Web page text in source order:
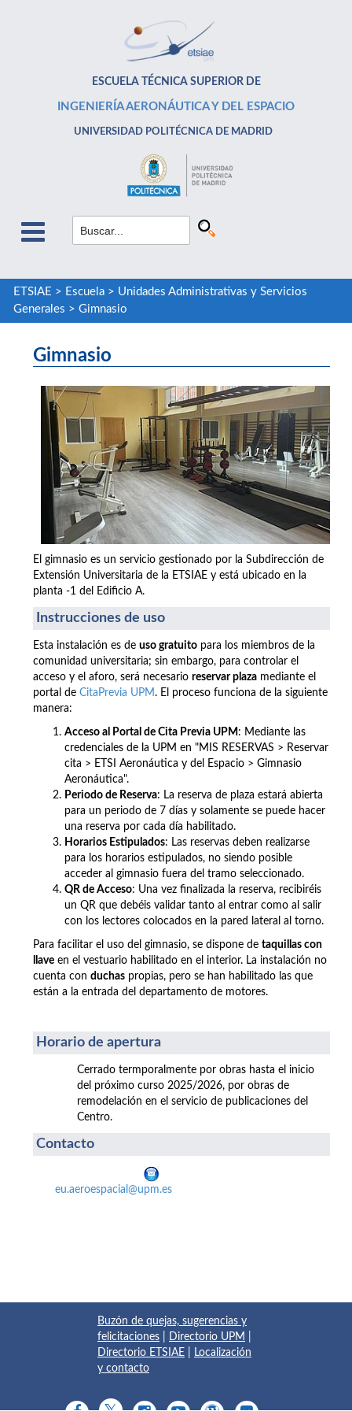
ESCUELA TÉCNICA SUPERIOR DE
INGENIERÍA AERONÁUTICA Y DEL ESPACIO
UNIVERSIDAD POLITÉCNICA DE MADRID
ETSIAE > Escuela> Unidades Administrativas y Servicios
Generales > Gimnasio
Gimnasio
El gimnasio es un servicio gestionado por la Subdirección de
Extensión Universitaria de la ETSIAE y está ubicado en la
planta -1 del Edificio A.
Instrucciones de uso
Esta instalación es de uso gratuito para los miembros de la
comunidad universitaria; sin embargo, para controlar el
acceso y el aforo, será necesario reservar plaza mediante el
portal de CitaPrevia UPM. El proceso funciona de la siguiente
manera:
Acceso al Portal de Cita Previa UPM : Mediante las
credenciales de la UPM en "MIS RESERVAS > Reservar
cita > ETSI Aeronáutica y del Espacio > Gimnasio
Aeronáutica".
Periodo de Reserva: La reserva de plaza estará abierta
para un periodo de 7 días y solamente se puede hacer
una reserva por cada día habilitado.
Horarios Estipulados: Las reservas deben realizarse
para los horarios estipulados, no siendo posible
acceder al gimnasio fuera del tramo seleccionado.
QR de Acceso: Una vez finalizada la reserva, recibiréis
un QR que debéis validar tanto al entrar como al salir
con los lectores colocados en la pared lateral al torno.
Para facilitar el uso del gimnasio, se dispone de taquillas con
llave en el vestuario habilitado en el interior. La instalación no
cuenta con duchas propias, pero se han habilitado las que
están a la entrada del departamento de motores.
Horario de apertura
Cerrado termporalmente por obras hasta el inicio
del próximo curso 2025/2026, por obras de
remodelación en el servicio de publicaciones del
Centro.
Contacto
eu.aeroespacial@upm.es
Buzón de quejas, sugerencias y
felicitaciones
Directorio UPM
Directorio ETSIAE
Localización
y contacto